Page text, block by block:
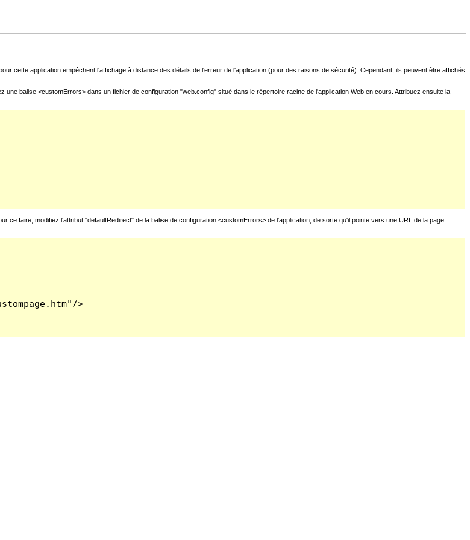
cette application empêchent l'affichage à distance des détails de l'erreur de l'application (pour des raisons de sécurité). Cependant, ils peuvent être affichés
balise <customErrors> dans un fichier de configuration "web.config" situé dans le répertoire racine de l'application Web en cours. Attribuez ensuite la
faire, modifiez l'attribut "defaultRedirect" de la balise de configuration <customErrors> de l'application, de sorte qu'il pointe vers une URL de la page
>